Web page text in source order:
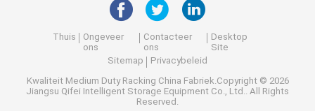
Thuis
Ongeveer
ons
Contacteer
ons
Desktop
Site
Sitemap
Privacybeleid
Kwaliteit Medium Duty Racking China Fabriek.Copyright © 2026
Jiangsu Qifei Intelligent Storage Equipment Co., Ltd.. All Rights
Reserved.